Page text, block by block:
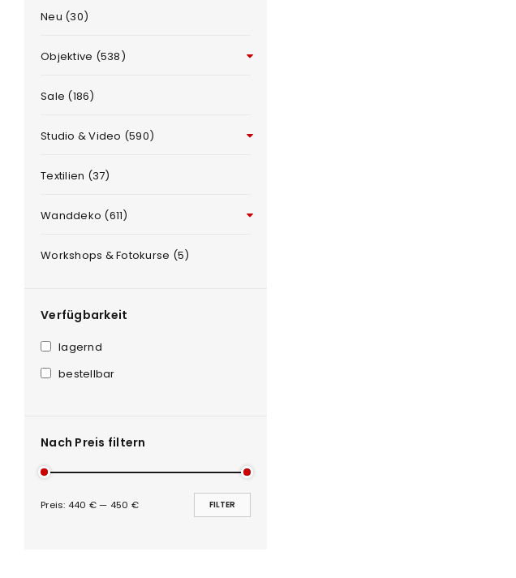
Passwort
Neu (30)
Objektive (538)
Sale (186)
Studio & Video (590)
Textilien (37)
Wanddeko (611)
Workshops & Fotokurse (5)
Verfügbarkeit
lagernd
bestellbar
Nach Preis filtern
FILTER
Preis: 440 €— 450 €